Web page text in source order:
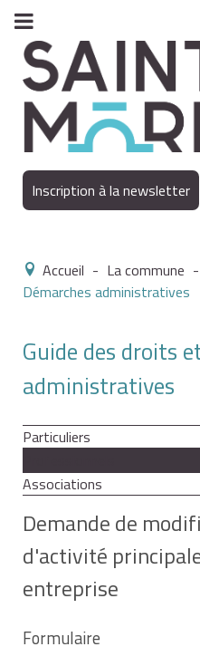
Inscription à la newsletter
Accueil - La commune -
Démarches administratives
Guide des droits
administratives
Particuliers
Associations
Demande de
d'activité
entreprise
Formulaire